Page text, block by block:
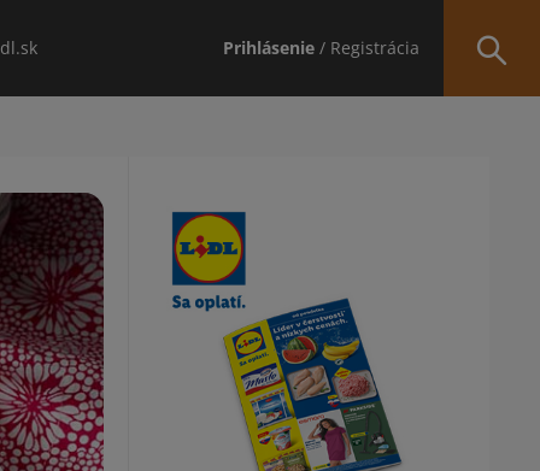
Prihlásenie / Registrácia
Obsah bočného panela